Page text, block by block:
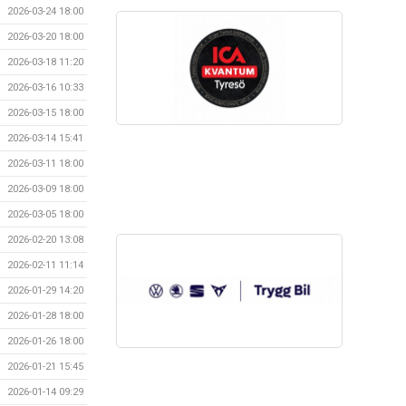
2026-03-24 18:00
2026-03-20 18:00
2026-03-18 11:20
2026-03-16 10:33
2026-03-15 18:00
2026-03-14 15:41
2026-03-11 18:00
2026-03-09 18:00
2026-03-05 18:00
2026-02-20 13:08
2026-02-11 11:14
2026-01-29 14:20
2026-01-28 18:00
2026-01-26 18:00
2026-01-21 15:45
2026-01-14 09:29